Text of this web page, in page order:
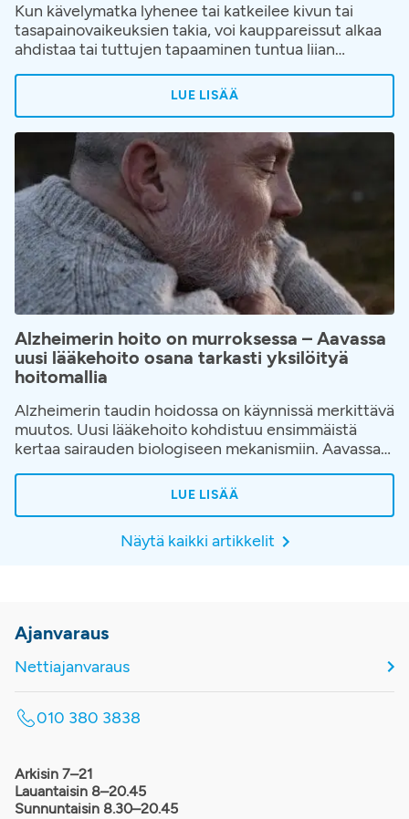
Kun kävelymatka lyhenee tai katkeilee kivun tai
tasapainovaikeuksien takia, voi kauppareissut alkaa
ahdistaa tai tuttujen tapaaminen tuntua liian
kävelyn hankaloituminen hyväksytään helposti
Aavaan on avattu kävelyklinikka, jonne voi hakeutua
ilman lähetettä, kun kävely on alkanut rajoittaa
elämää.
LUE LISÄÄ
Alzheimerin hoito on murroksessa – Aavassa
uusi lääkehoito osana tarkasti yksilöityä
hoitomallia
Alzheimerin taudin hoidossa on käynnissä merkittävä
muutos. Uusi lääkehoito kohdistuu ensimmäistä
kertaa sairauden biologiseen mekanismiin. Aavassa
hoitopolkua, jossa korostuvat oikea-aikainen
LUE LISÄÄ
Näytä kaikki artikkelit
Ajanvaraus
Nettiajanvaraus
010 380 3838
Arkisin 7–21
Lauantaisin 8–20.45
Sunnuntaisin 8.30–20.45